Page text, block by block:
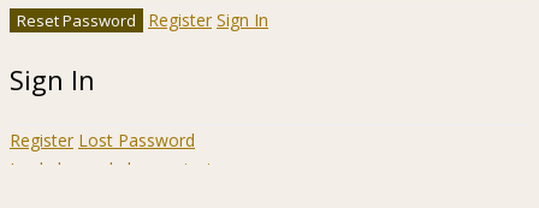
Register Sign In
Sign In
Register Lost Password
Ir a la barra de herramientas